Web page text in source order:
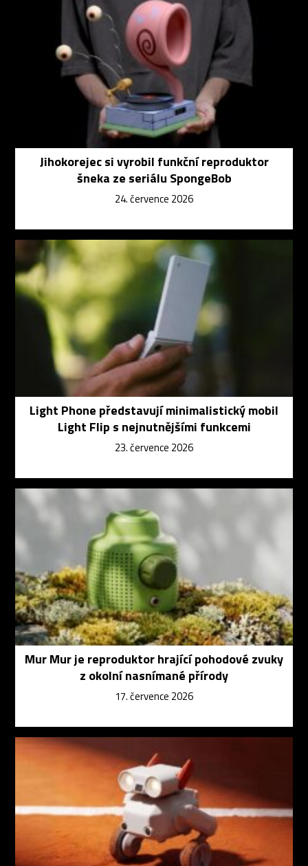
Jihokorejec si vyrobil funkční reproduktor
šneka ze seriálu SpongeBob
24. července 2026
Light Phone představují minimalistický mobil
Light Flip s nejnutnějšími funkcemi
23. července 2026
Mur Mur je reproduktor hrající pohodové zvuky
z okolní nasnímané přírody
17. července 2026